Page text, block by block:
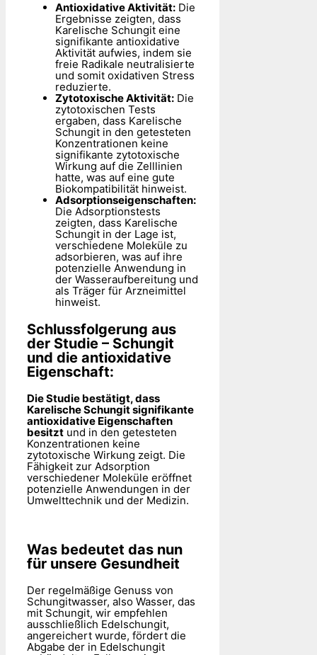
Antioxidative Aktivität: Die
Ergebnisse zeigten, dass
Karelische Schungit eine
signifikante antioxidative
Aktivität aufwies, indem sie
freie Radikale neutralisierte
und somit oxidativen Stress
reduzierte.
Zytotoxische Aktivität: Die
zytotoxischen Tests
ergaben, dass Karelische
Schungit in den getesteten
Konzentrationen keine
signifikante zytotoxische
Wirkung auf die Zelllinien
hatte, was auf eine gute
Biokompatibilität hinweist.
Adsorptionseigenschaften:
Die Adsorptionstests
zeigten, dass Karelische
Schungit in der Lage ist,
verschiedene Moleküle zu
adsorbieren, was auf ihre
potenzielle Anwendung in
der Wasseraufbereitung und
als Träger für Arzneimittel
hinweist.
Schlussfolgerung aus
der Studie – Schungit
und die antioxidative
Eigenschaft:
Die Studie bestätigt, dass
Karelische Schungit signifikante
antioxidative Eigenschaften
besitzt und in den getesteten
Konzentrationen keine
zytotoxische Wirkung zeigt. Die
Fähigkeit zur Adsorption
verschiedener Moleküle eröffnet
potenzielle Anwendungen in der
Umwelttechnik und der Medizin.
Was bedeutet das nun
für unsere Gesundheit
Der regelmäßige Genuss von
Schungitwasser, also Wasser, das
mit Schungit, wir empfehlen
ausschließlich Edelschungit,
angereichert wurde, fördert die
Abgabe der in Edelschungit